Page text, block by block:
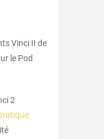
Vinci II de
le Pod
2